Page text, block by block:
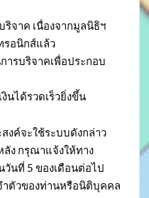
ริจาค เนื่องจากมูลนิธิฯ
รอนิกส์แล้ว
ารบริจาคเพื่อประกอบ
นได้รวดเร็วยิ่งขึ้น
งค์จะใช้ระบบดังกล่าว
ลัง กรุณาแจ้งให้ทาง
วันที่ 5 ของเดือนต่อไป
ำตัวของท่านหรือนิติบุคคล